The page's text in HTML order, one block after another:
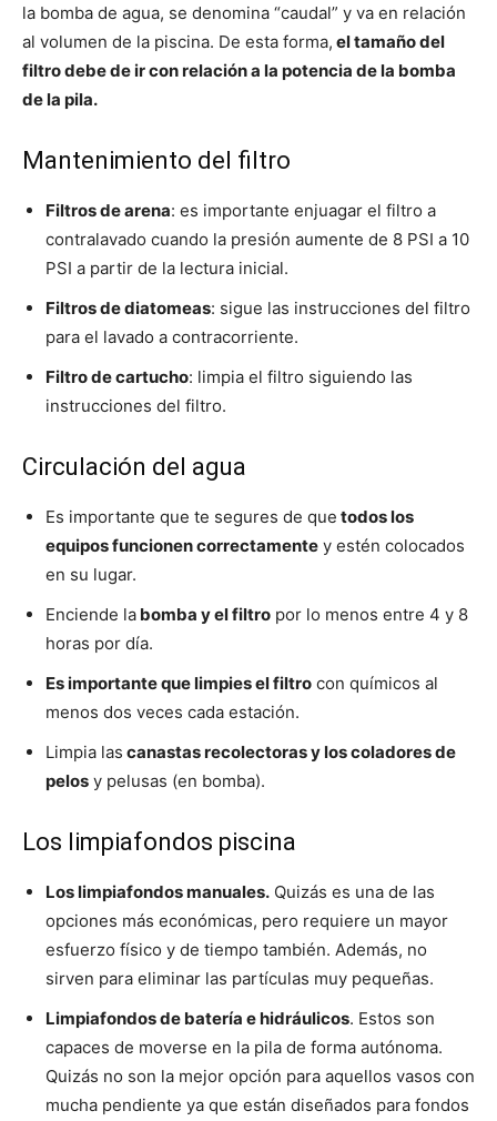
la bomba de agua, se denomina “caudal” y va en relación
al volumen de la piscina. De esta forma, el tamaño del
filtro debe de ir con relación a la potencia de la bomba
de la pila.
Mantenimiento del filtro
Filtros de arena: es importante enjuagar el filtro a
contralavado cuando la presión aumente de 8 PSI a 10
PSI a partir de la lectura inicial.
Filtros de diatomeas: sigue las instrucciones del filtro
para el lavado a contracorriente.
Filtro de cartucho: limpia el filtro siguiendo las
instrucciones del filtro.
Circulación del agua
Es importante que te segures de que todos los
equipos funcionen correctamente y estén colocados
en su lugar.
Enciende la bomba y el filtro por lo menos entre 4 y 8
horas por día.
Es importante que limpies el filtro con químicos al
menos dos veces cada estación.
Limpia las canastas recolectoras y los coladores de
pelos y pelusas (en bomba).
Los limpiafondos piscina
Los limpiafondos manuales. Quizás es una de las
opciones más económicas, pero requiere un mayor
esfuerzo físico y de tiempo también. Además, no
sirven para eliminar las partículas muy pequeñas.
Limpiafondos de batería e hidráulicos. Estos son
capaces de moverse en la pila de forma autónoma.
Quizás no son la mejor opción para aquellos vasos con
mucha pendiente ya que están diseñados para fondos